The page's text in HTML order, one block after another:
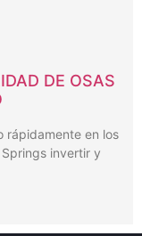
DE OSAS
rápidamente en los
invertir y